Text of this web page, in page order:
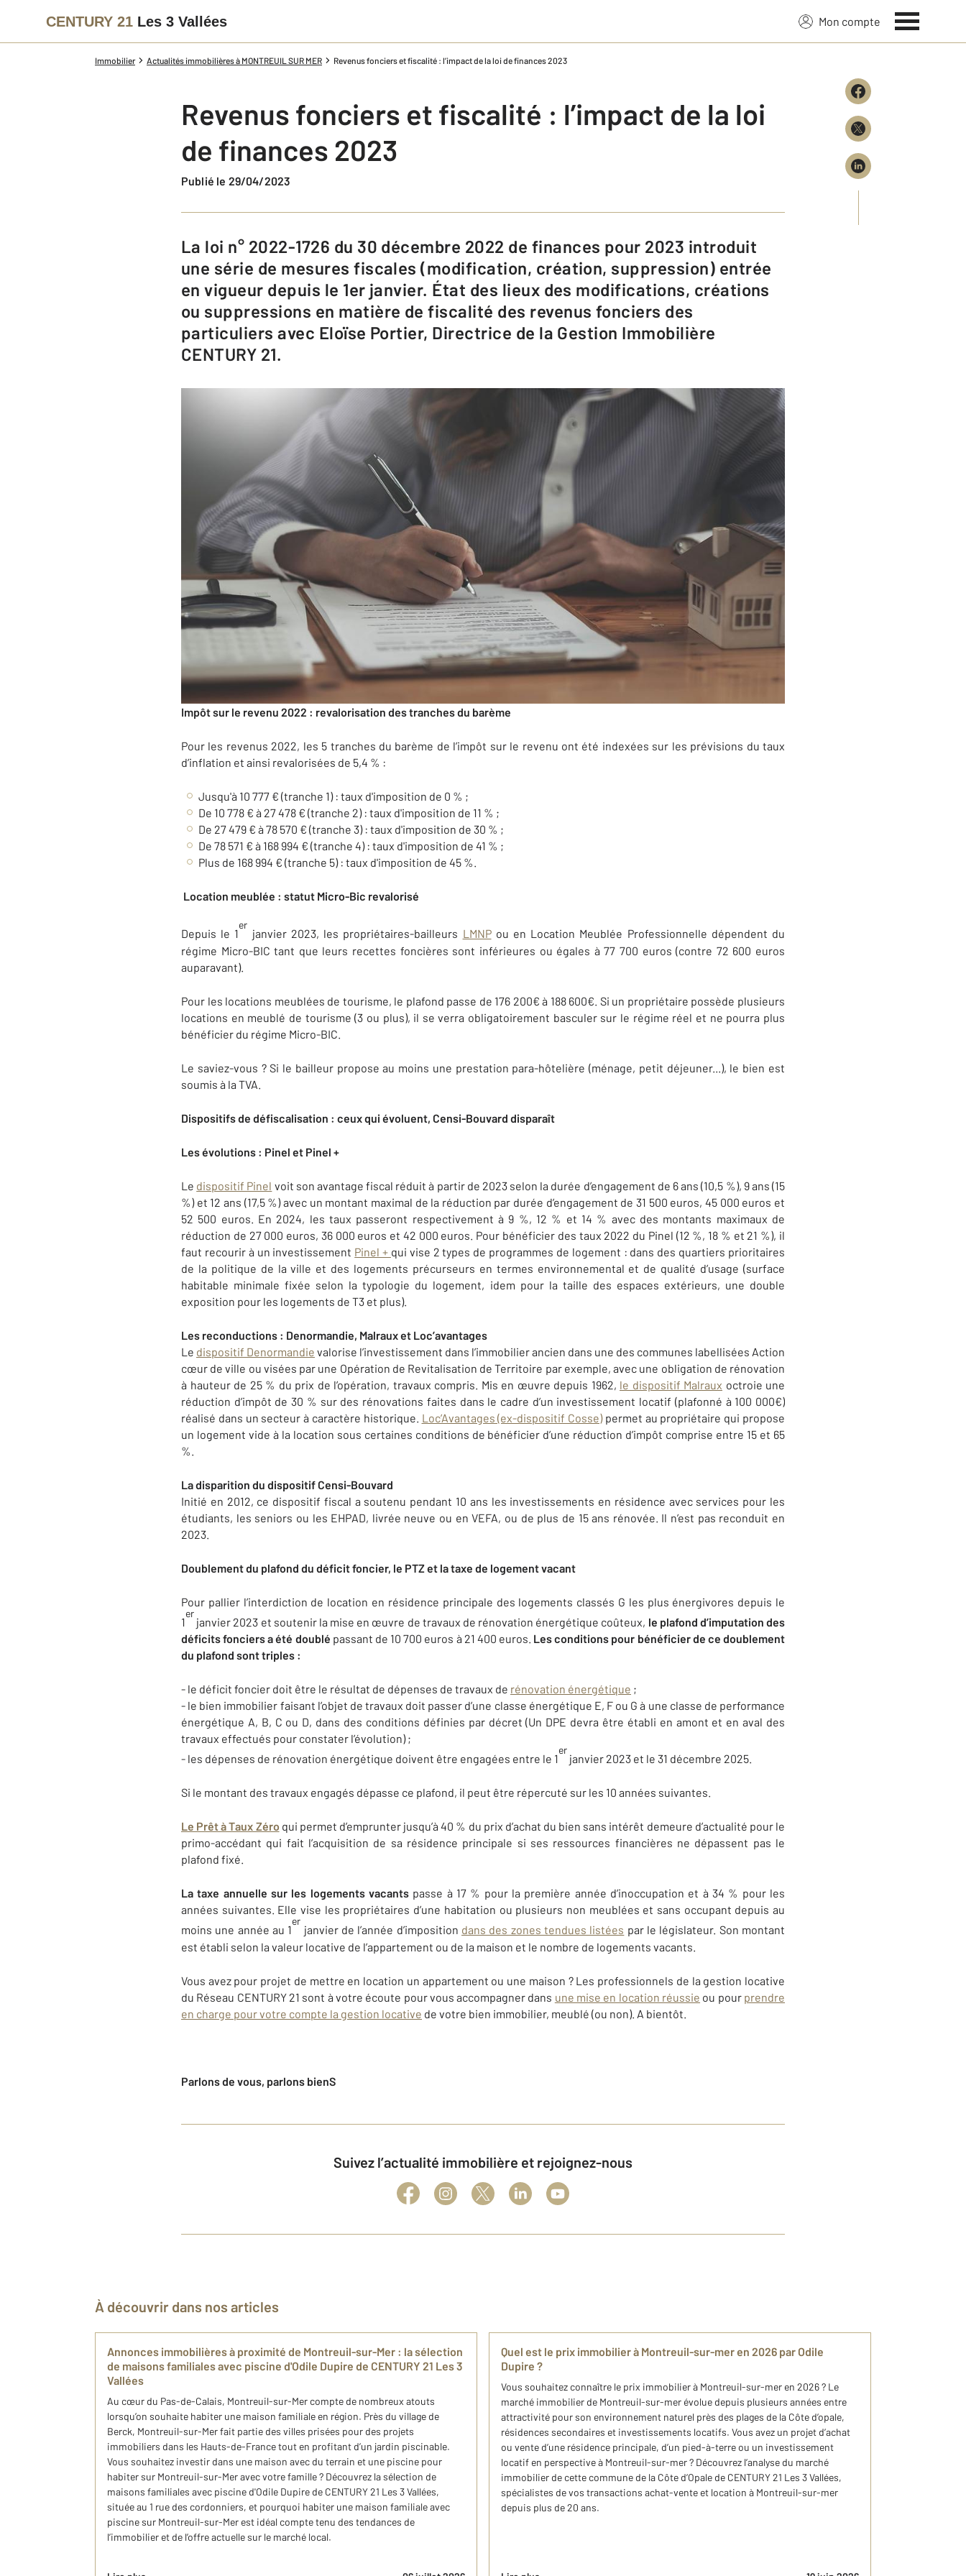
CENTURY 21 Les 3 Vallées Mon compte
Immobilier Actualités immobilières à MONTREUIL SUR MER Revenus fonciers et fiscalité : l’impact de la loi de finances 2023
Revenus fonciers et fiscalité : l’impact de la loi
de finances 2023
Publié le 29/04/2023
La loi n° 2022-1726 du 30 décembre 2022 de finances pour 2023 introduit
une série de mesures fiscales (modification, création, suppression) entrée
en vigueur depuis le 1er janvier. État des lieux des modifications, créations
ou suppressions en matière de fiscalité des revenus fonciers des
particuliers avec Eloïse Portier, Directrice de la Gestion Immobilière
CENTURY 21.
Impôt sur le revenu 2022 : revalorisation des tranches du barème
Pour les revenus 2022, les 5 tranches du barème de l’impôt sur le revenu ont été indexées sur les prévisions du taux
d’inflation et ainsi revalorisées de 5,4 % :
Jusqu'à 10 777 € (tranche 1) : taux d'imposition de 0 % ;
De 10 778 € à 27 478 € (tranche 2) : taux d'imposition de 11 % ;
De 27 479 € à 78 570 € (tranche 3) : taux d'imposition de 30 % ;
De 78 571 € à 168 994 € (tranche 4) : taux d'imposition de 41 % ;
Plus de 168 994 € (tranche 5) : taux d'imposition de 45 %.
Location meublée : statut Micro-Bic revalorisé
Depuis le 1
er
janvier 2023, les propriétaires-bailleurs LMNPou en Location Meublée Professionnelle dépendent du
régime Micro-BIC tant que leurs recettes foncières sont inférieures ou égales à 77 700 euros (contre 72 600 euros
auparavant).
Pour les locations meublées de tourisme, le plafond passe de 176 200€ à 188 600€. Si un propriétaire possède plusieurs
locations en meublé de tourisme (3 ou plus), il se verra obligatoirement basculer sur le régime réel et ne pourra plus
bénéficier du régime Micro-BIC.
Le saviez-vous ? Si le bailleur propose au moins une prestation para-hôtelière (ménage, petit déjeuner...), le bien est
soumis à la TVA.
Dispositifs de défiscalisation : ceux qui évoluent, Censi-Bouvard disparaît
Les évolutions : Pinel et Pinel +
Le dispositif Pinel voit son avantage fiscal réduit à partir de 2023 selon la durée d’engagement de 6 ans (10,5 %), 9 ans (15
%) et 12 ans (17,5 %) avec un montant maximal de la réduction par durée d’engagement de 31 500 euros, 45 000 euros et
52 500 euros. En 2024, les taux passeront respectivement à 9 %, 12 % et 14 % avec des montants maximaux de
réduction de 27 000 euros, 36 000 euros et 42 000 euros. Pour bénéficier des taux 2022 du Pinel (12 %, 18 % et 21 %), il
faut recourir à un investissement Pinel + qui vise 2 types de programmes de logement : dans des quartiers prioritaires
de la politique de la ville et des logements précurseurs en termes environnemental et de qualité d’usage (surface
habitable minimale fixée selon la typologie du logement, idem pour la taille des espaces extérieurs, une double
exposition pour les logements de T3 et plus).
Les reconductions : Denormandie, Malraux et Loc’avantages
Le dispositif Denormandie valorise l’investissement dans l’immobilier ancien dans une des communes labellisées Action
cœur de ville ou visées par une Opération de Revitalisation de Territoire par exemple, avec une obligation de rénovation
à hauteur de 25 % du prix de l’opération, travaux compris. Mis en œuvre depuis 1962, le dispositif Malraux octroie une
réduction d’impôt de 30 % sur des rénovations faites dans le cadre d’un investissement locatif (plafonné à 100 000€)
réalisé dans un secteur à caractère historique. Loc’Avantages (ex-dispositif Cosse)permet au propriétaire qui propose
un logement vide à la location sous certaines conditions de bénéficier d’une réduction d’impôt comprise entre 15 et 65
%.
La disparition du dispositif Censi-Bouvard
Initié en 2012, ce dispositif fiscal a soutenu pendant 10 ans les investissements en résidence avec services pour les
étudiants, les seniors ou les EHPAD, livrée neuve ou en VEFA, ou de plus de 15 ans rénovée. Il n’est pas reconduit en
2023.
Doublement du plafond du déficit foncier, le PTZ et la taxe de logement vacant
Pour pallier l’interdiction de location en résidence principale des logements classés G les plus énergivores depuis le
1
er
janvier 2023 et soutenir la mise en œuvre de travaux de rénovation énergétique coûteux, le plafond d’imputation des
déficits fonciers a été doublé passant de 10 700 euros à 21 400 euros. Les conditions pour bénéficier de ce doublement
du plafond sont triples :
- le déficit foncier doit être le résultat de dépenses de travaux de rénovation énergétique ;
- le bien immobilier faisant l’objet de travaux doit passer d’une classe énergétique E, F ou G à une classe de performance
énergétique A, B, C ou D, dans des conditions définies par décret (Un DPE devra être établi en amont et en aval des
travaux effectués pour constater l’évolution) ;
- les dépenses de rénovation énergétique doivent être engagées entre le 1
er
janvier 2023 et le 31 décembre 2025.
Si le montant des travaux engagés dépasse ce plafond, il peut être répercuté sur les 10 années suivantes.
Le Prêt à Taux Zéro qui permet d’emprunter jusqu’à 40 % du prix d’achat du bien sans intérêt demeure d’actualité pour le
primo-accédant qui fait l’acquisition de sa résidence principale si ses ressources financières ne dépassent pas le
plafond fixé.
La taxe annuelle sur les logements vacants passe à 17 % pour la première année d’inoccupation et à 34 % pour les
années suivantes. Elle vise les propriétaires d’une habitation ou plusieurs non meublées et sans occupant depuis au
moins une année au 1
er
janvier de l’année d’imposition dans des zones tendues listées par le législateur. Son montant
est établi selon la valeur locative de l’appartement ou de la maison et le nombre de logements vacants.
Vous avez pour projet de mettre en location un appartement ou une maison ? Les professionnels de la gestion locative
du Réseau CENTURY 21 sont à votre écoute pour vous accompagner dans une mise en location réussie ou pour prendre
en charge pour votre compte la gestion locative de votre bien immobilier, meublé (ou non). A bientôt.
Parlons de vous, parlons bienS
Suivez l’actualité immobilière et rejoignez-nous
À découvrir dans nos articles
​Annonces immobilières à proximité de Montreuil-sur-Mer : ​la sélection ​
de maison​s familiale​s avec piscine ​d'Odile Dupire de CENTURY 21 ​L​es 3
Vallées
Au cœur du Pas-de-Calais, Montreuil-sur-Mer compte de nombreux atouts
lorsqu’on souhaite habiter une maison familiale en région. Près du village de
Berck, Montreuil-sur-Mer fait partie des villes prisées pour des projets
immobiliers dans les Hauts-de-France tout en profitant d’un jardin piscinable.
Vous souhaitez investir dans une maison avec du terrain et une piscine pour
habiter sur Montreuil-sur-Mer avec votre famille ? Découvrez la sélection ​de
maison​s familiale​s avec piscine ​d'Odile Dupire de CENTURY 21 ​L​es 3 Vallées,
située au 1 rue des cordonniers, et pourquoi habiter une maison familiale avec
piscine sur Montreuil-sur-Mer est idéal compte tenu des tendances de
l’immobilier et de l’offre actuelle sur le marché local.
Quel est le prix immobilier à Montreuil-sur-mer en 2026 par Odile
Dupire ?
Vous souhaitez connaître le prix immobilier à Montreuil-sur-mer en 2026 ? Le
marché immobilier de Montreuil-sur-mer évolue depuis plusieurs années entre
attractivité pour son environnement naturel près des plages de la Côte d’opale,
résidences secondaires et investissements locatifs. Vous avez un projet d’achat
ou vente d’une résidence principale, d’un pied-à-terre ou un investissement
locatif en perspective à Montreuil-sur-mer ? Découvrez l’analyse du marché
immobilier de cette commune de la Côte d’Opale de CENTURY 21 Les 3 Vallées,
spécialistes de vos transactions achat-vente et location à Montreuil-sur-mer
depuis plus de 20 ans.